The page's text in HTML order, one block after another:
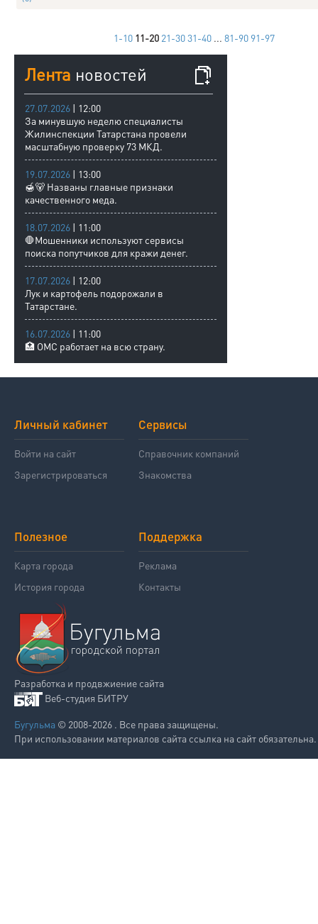
1-10 11-20 21-3031-40 ... 81-90 91-97
Лента новостей
27.07.2026 | 12:00
За минувшую неделю специалисты
Жилинспекции Татарстана провели
масштабную проверку 73 МКД.
19.07.2026 | 13:00
🍯🐻 Названы главные признаки
качественного меда.
18.07.2026 | 11:00
🛑Мошенники используют сервисы
поиска попутчиков для кражи денег.
17.07.2026 | 12:00
Лук и картофель подорожали в
Татарстане.
16.07.2026 | 11:00
🏥 ОМС работает на всю страну.
Личный кабинет
Войти на сайт
Зарегистрироваться
Сервисы
Справочник компаний
Знакомства
Полезное
Карта города
История города
Поддержка
Реклама
Контакты
Разработка и продвжиение сайта
Веб-студия БИТРУ
Бугульма © 2008-2026 . Все права защищены.
При использовании материалов сайта ссылка на сайт обязательна.